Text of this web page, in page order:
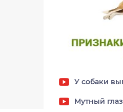
У собаки
Мутный